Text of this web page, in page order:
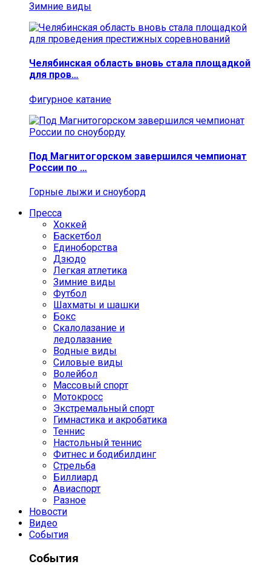
Зимние виды
Челябинская область вновь стала площадкой
для пров…
Фигурное катание
Под Магнитогорском завершился чемпионат
России по …
Горные лыжи и сноуборд
Пресса
Хоккей
Баскетбол
Единоборства
Дзюдо
Легкая атлетика
Зимние виды
Футбол
Шахматы и шашки
Бокс
Скалолазание и
ледолазание
Водные виды
Силовые виды
Волейбол
Массовый спорт
Мотокросс
Экстремальный спорт
Гимнастика и акробатика
Теннис
Настольный теннис
Фитнес и бодибилдинг
Стрельба
Биллиард
Авиаспорт
Разное
Новости
Видео
События
События